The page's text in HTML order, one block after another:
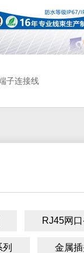
子连接线
RJ45网口
金属插